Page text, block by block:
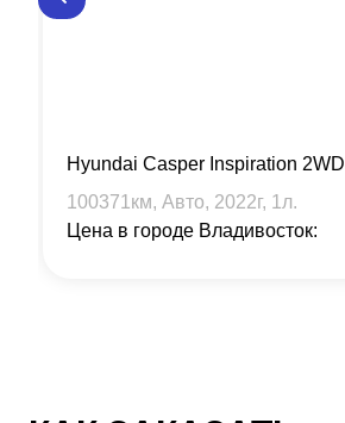
Hyundai Casper Inspiration 2WD
100371 км, Авто, 2022г, 1 л.
Цена в городе Владивосток: